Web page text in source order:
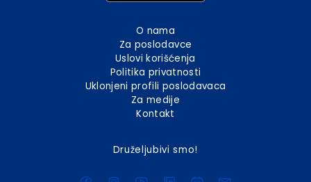
O nama
Za poslodavce
Uslovi korišćenja
Politika privatnosti
Uklonjeni profili poslodavaca
Za medije
Kontakt
Druželjubivi smo!